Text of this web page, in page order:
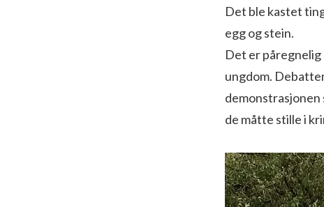
Det ble kastet
egg og stein.
Det er
ungdom.
demonstrasjonen
de måtte stille i